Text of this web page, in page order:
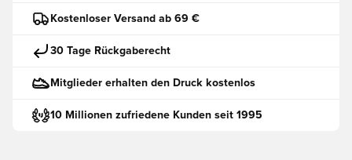
Kostenloser Versand ab 69 €
30 Tage Rückgaberecht
Mitglieder erhalten den Druck kostenlos
10 Millionen zufriedene Kunden seit 1995